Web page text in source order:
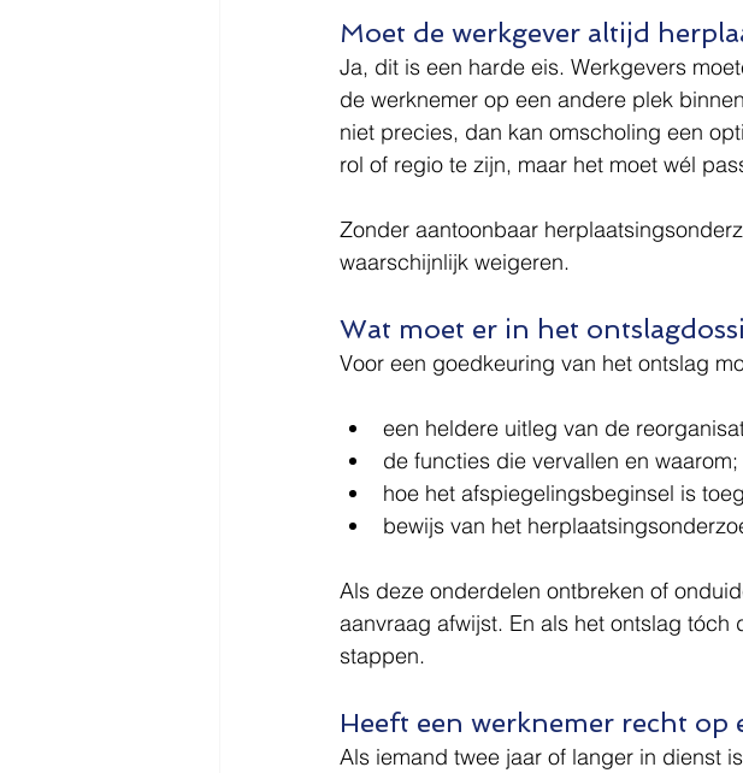
Moet de werkgever altijd
Ja, dit is een harde eis. Werkgevers
de werknemer op een andere plek
niet precies, dan kan omscholing een
rol of regio te zijn, maar het moet wél
Zonder aantoonbaar
waarschijnlijk weigeren.
Wat moet er in het
Voor een goedkeuring van het ontslag
een heldere uitleg van de
de functies die vervallen en waarom;
hoe het afspiegelingsbeginsel is
bewijs van het
Als deze onderdelen ontbreken of
aanvraag afwijst. En als het ontslag
stappen.
Heeft een werknemer recht op
Als iemand twee jaar of langer in dienst